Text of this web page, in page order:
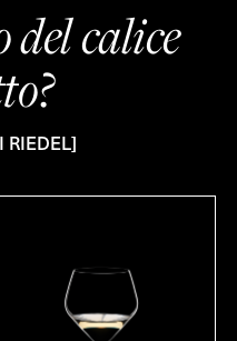
calice
RIEDEL]